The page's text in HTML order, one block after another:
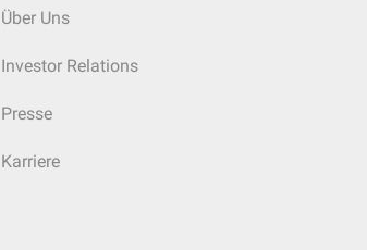
Über Uns
Investor Relations
Presse
Karriere